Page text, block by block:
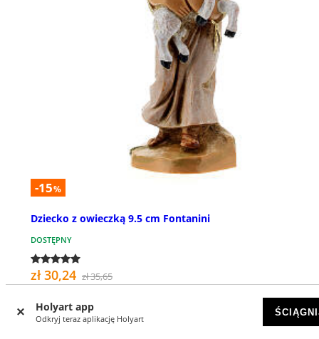
Holyart app
Odkryj teraz aplikację Holyart
-15%
Dziecko z owieczką 9.5 cm Fontanini
DOSTĘPNY
zł 30,24 zł 35,65